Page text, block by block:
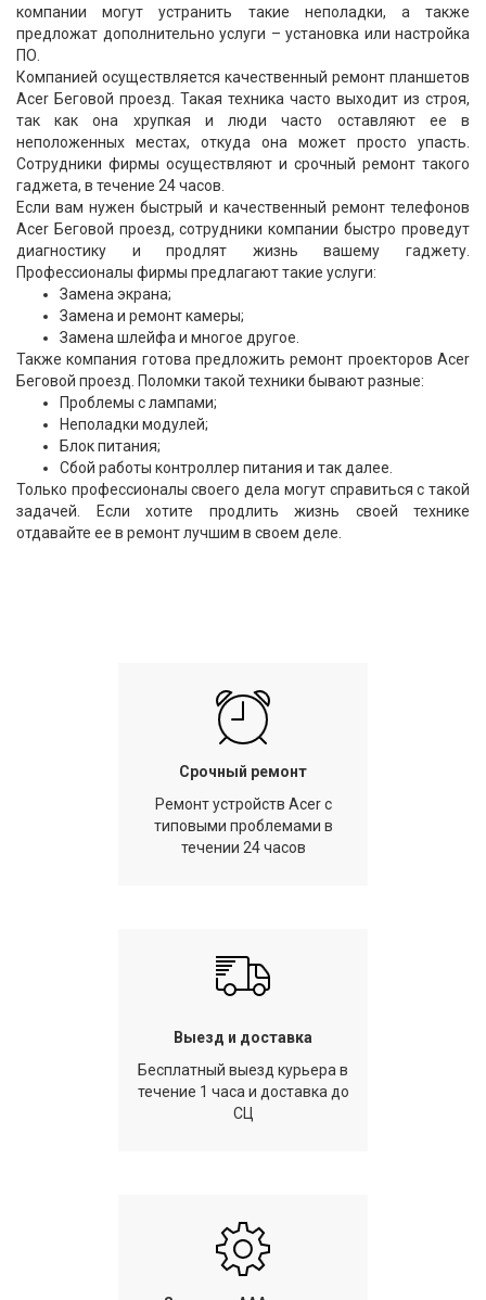
компании могут устранить такие неполадки, а также
предложат дополнительно услуги – установка или настройка
ПО.
Компанией осуществляется качественный ремонт планшетов
Acer Беговой проезд. Такая техника часто выходит из строя,
так как она хрупкая и люди часто оставляют ее в
неположенных местах, откуда она может просто упасть.
Сотрудники фирмы осуществляют и срочный ремонт такого
гаджета, в течение 24 часов.
Если вам нужен быстрый и качественный ремонт телефонов
Acer Беговой проезд, сотрудники компании быстро проведут
диагностику и продлят жизнь вашему гаджету.
Профессионалы фирмы предлагают такие услуги:
Замена экрана;
Замена и ремонт камеры;
Замена шлейфа и многое другое.
Также компания готова предложить ремонт проекторов Acer
Беговой проезд. Поломки такой техники бывают разные:
Проблемы с лампами;
Неполадки модулей;
Блок питания;
Сбой работы контроллер питания и так далее.
Только профессионалы своего дела могут справиться с такой
задачей. Если хотите продлить жизнь своей технике
отдавайте ее в ремонт лучшим в своем деле.
Срочный ремонт
Ремонт устройств Acer с
типовыми проблемами в
течении 24 часов
Выезд и доставка
Бесплатный выезд курьера в
течение 1 часа и доставка до
СЦ